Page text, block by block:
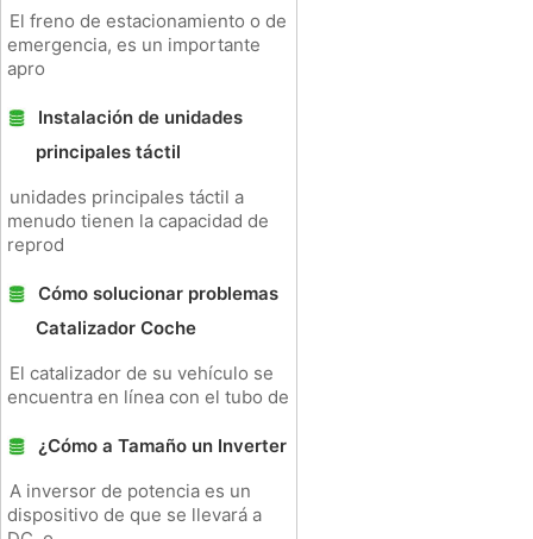
El freno de estacionamiento o de
emergencia, es un importante
apro
Instalación de unidades
principales táctil
unidades principales táctil a
menudo tienen la capacidad de
reprod
Cómo solucionar problemas
Catalizador Coche
El catalizador de su vehículo se
encuentra en línea con el tubo de
¿Cómo a Tamaño un Inverter
A inversor de potencia es un
dispositivo de que se llevará a